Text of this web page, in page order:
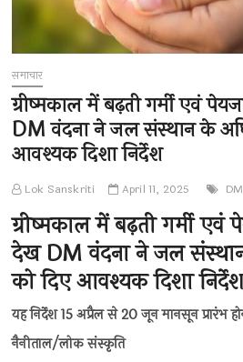
समाचार
ग्रीष्मकाल में बढ़ती गर्मी एवं
DM वंदना ने जल संस्थान के
आवश्यक दिशा निर्देश
Lok Sanskriti April 11, 2025
ग्रीष्मकाल में बढ़ती गर्मी
देख DM वंदना ने जल
को दिए आवश्यक दिशा
यह निर्देश 15 अप्रैल से 20 जून मानसून प्रारंभ
नैनीताल/लोक संस्कृति